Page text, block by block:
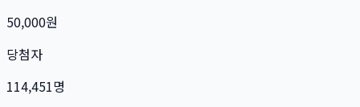
50,000원
당첨자
114,451명